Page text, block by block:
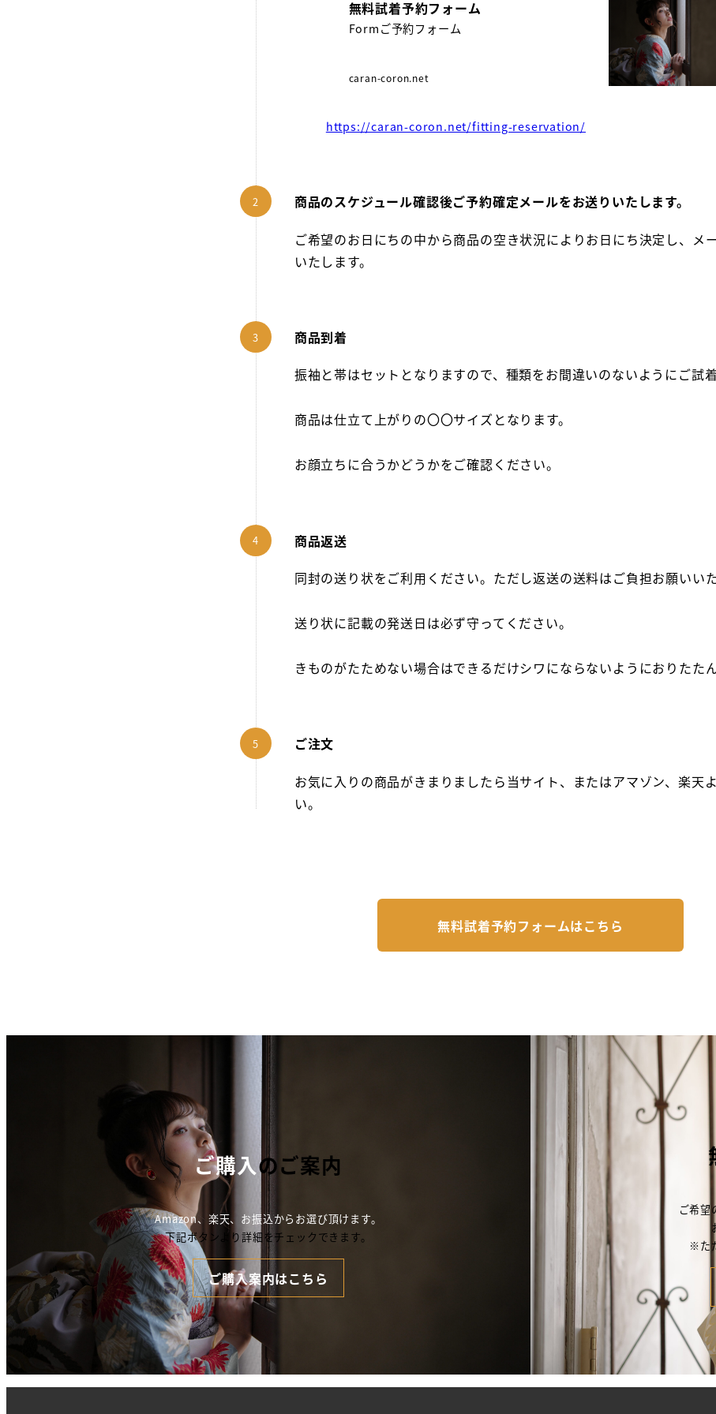
無料試着予約フォーム
Formご予約フォーム
caran-coron.net
https://caran-coron.net/fitting-reservation/
商品のスケジュール確認後ご予約確定メールをお送りいたします。
ご希望のお日にちの中から商品の空き状況によりお日にち決定し、メ
いたします。
商品到着
振袖と帯はセットとなりますので、種類をお間違いのないようにご試着
商品は仕立て上がりの〇〇サイズとなります。
お顔立ちに合うかどうかをご確認ください。
商品返送
同封の送り状をご利用ください。ただし返送の送料はご負担お願いいた
送り状に記載の発送日は必ず守ってください。
きものがたためない場合はできるだけシワにならないようにおりたたん
ご注文
お気に入りの商品がきまりましたら当サイト、またはアマゾン、楽天
い。
無料試着予約フォームはこちら
ご購入のご案内
Amazon、楽天、お振込からお選び頂けます。
下記ボタンより詳細をチェックできます。
ご購入案内はこちら
ご希望
※た